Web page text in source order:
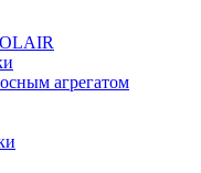
агрегатом